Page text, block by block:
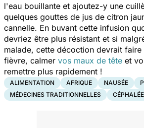
l'eau bouillante et ajoutez-y une
quelques gouttes de jus de citron
cannelle. En buvant cette infusion
devriez être plus résistant et si
malade, cette décoction devrait
fièvre, calmer vos maux de tête et
remettre plus rapidement !
ALIMENTATION AFRIQUE NAUSÉE
MÉDECINES TRADITIONNELLES
CÉPHALÉE